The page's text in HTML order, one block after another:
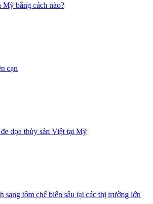
bằng cách nào?
cạn
dọa thủy sản Việt tại Mỹ
sang tôm chế biến sâu tại các thị trường lớn